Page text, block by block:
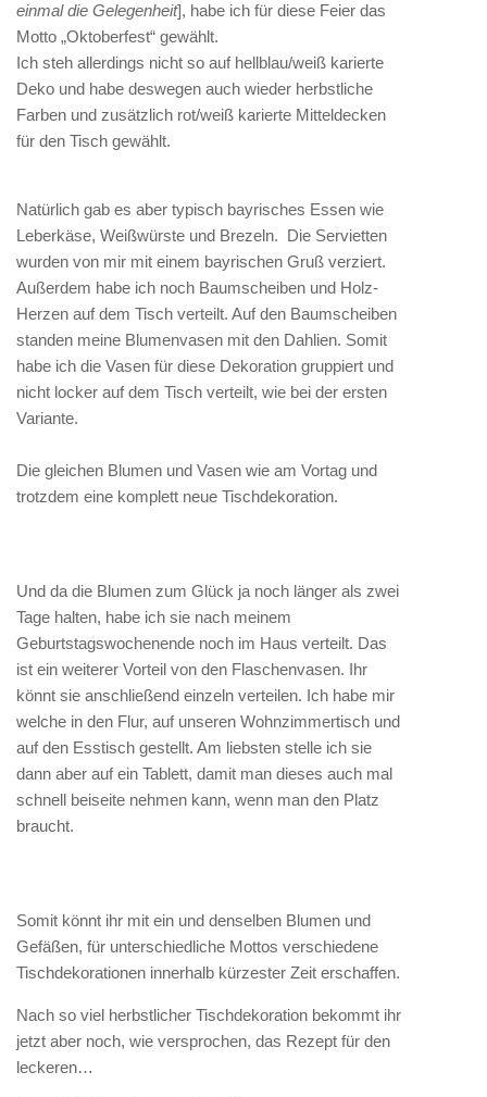
einmal die Gelegenheit], habe ich für diese Feier das
Motto „Oktoberfest“ gewählt.
Ich steh allerdings nicht so auf hellblau/weiß karierte
Deko und habe deswegen auch wieder herbstliche
Farben und zusätzlich rot/weiß karierte Mitteldecken
für den Tisch gewählt.
Natürlich gab es aber typisch bayrisches Essen wie
Leberkäse, Weißwürste und Brezeln. Die Servietten
wurden von mir mit einem bayrischen Gruß verziert.
Außerdem habe ich noch Baumscheiben und Holz-
Herzen auf dem Tisch verteilt. Auf den Baumscheiben
standen meine Blumenvasen mit den Dahlien. Somit
habe ich die Vasen für diese Dekoration gruppiert und
nicht locker auf dem Tisch verteilt, wie bei der ersten
Variante.
Die gleichen Blumen und Vasen wie am Vortag und
trotzdem eine komplett neue Tischdekoration.
Und da die Blumen zum Glück ja noch länger als zwei
Tage halten, habe ich sie nach meinem
Geburtstagswochenende noch im Haus verteilt. Das
ist ein weiterer Vorteil von den Flaschenvasen. Ihr
könnt sie anschließend einzeln verteilen. Ich habe mir
welche in den Flur, auf unseren Wohnzimmertisch und
auf den Esstisch gestellt. Am liebsten stelle ich sie
dann aber auf ein Tablett, damit man dieses auch mal
schnell beiseite nehmen kann, wenn man den Platz
braucht.
Somit könnt ihr mit ein und denselben Blumen und
Gefäßen, für unterschiedliche Mottos verschiedene
Tischdekorationen innerhalb kürzester Zeit erschaffen.
Nach so viel herbstlicher Tischdekoration bekommt ihr
jetzt aber noch, wie versprochen, das Rezept für den
leckeren…